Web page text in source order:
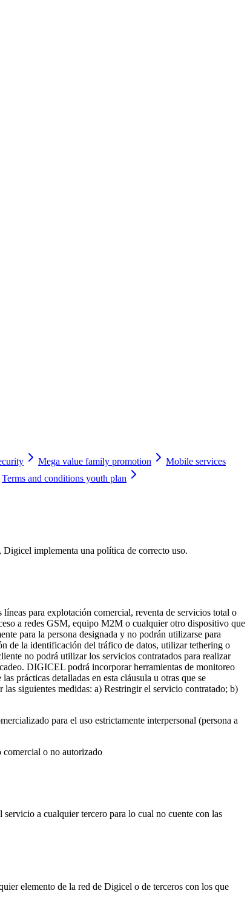
Mega value family promotion
Mobile services
Terms and conditions youth plan
implementa una política de correcto uso.
para explotación comercial, reventa de servicios total o
a redes GSM, equipo M2M o cualquier otro dispositivo que
para la persona designada y no podrán utilizarse para
de la identificación del tráfico de datos, utilizar tethering o
no podrá utilizar los servicios contratados para realizar
DIGICEL podrá incorporar herramientas de monitoreo
prácticas detalladas en esta cláusula u otras que se
siguientes medidas: a) Restringir el servicio contratado; b)
para el uso estrictamente interpersonal (persona a
o no autorizado
a cualquier tercero para lo cual no cuente con las
elemento de la red de Digicel o de terceros con los que